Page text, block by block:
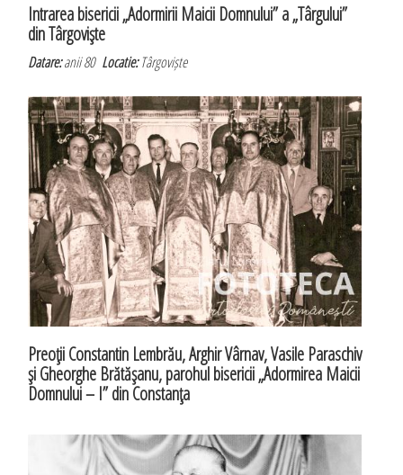
Intrarea bisericii „Adormirii Maicii Domnului” a „Târgului”
din Târgovişte
Datare:anii 80Locatie:Târgoviște
Preoţii Constantin Lembrău, Arghir Vârnav, Vasile Paraschiv
şi Gheorghe Brătăşanu, parohul bisericii „Adormirea Maicii
Domnului – I” din Constanţa